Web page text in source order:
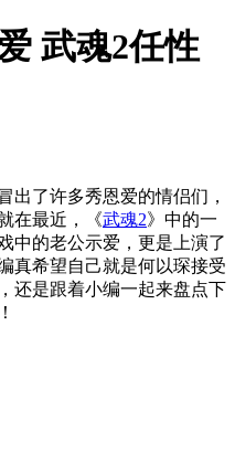
武魂2任性
了许多秀恩爱的情侣们，
在最近，《武魂2》中的一
中的老公示爱，更是上演了
真希望自己就是何以琛接受
还是跟着小编一起来盘点下